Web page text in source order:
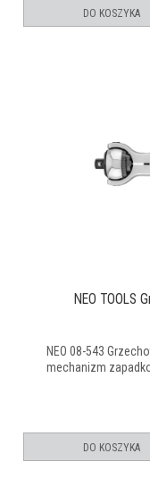
DO KOSZYKA
NEO TOOLS
NEO 08-543
mechanizm
DO KOSZYKA